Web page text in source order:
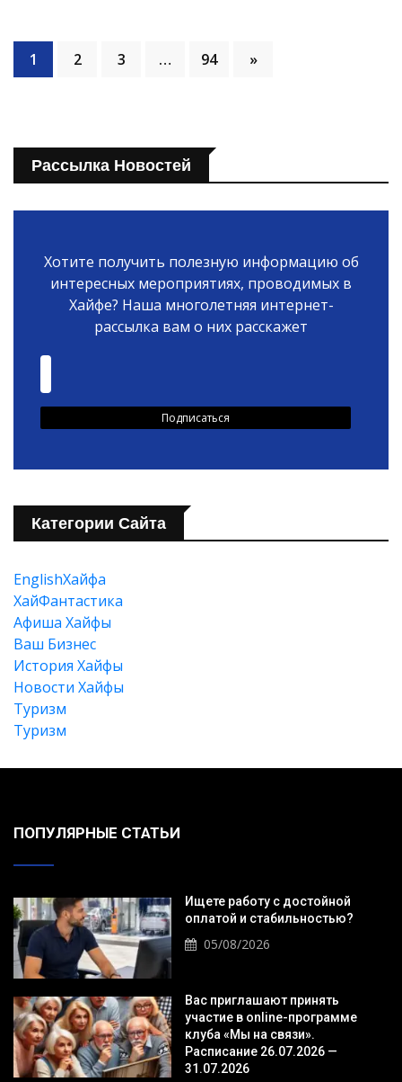
1 2 3 … 94 »
Рассылка Новостей
Хотите получить полезную информацию об
интересных мероприятиях, проводимых в
Хайфе? Наша многолетняя интернет-
рассылка вам о них расскажет
Категории Сайта
EnglishХайфа
XайФантастика
Афиша Хайфы
Ваш Бизнес
История Хайфы
Новости Хайфы
Туризм
Туризм
ПОПУЛЯРНЫЕ СТАТЬИ
Ищете работу с достойной
оплатой и стабильностью?
05/08/2026
Вас приглашают принять
участие в online-программе
клуба «Мы на связи».
Расписание 26.07.2026 —
31.07.2026